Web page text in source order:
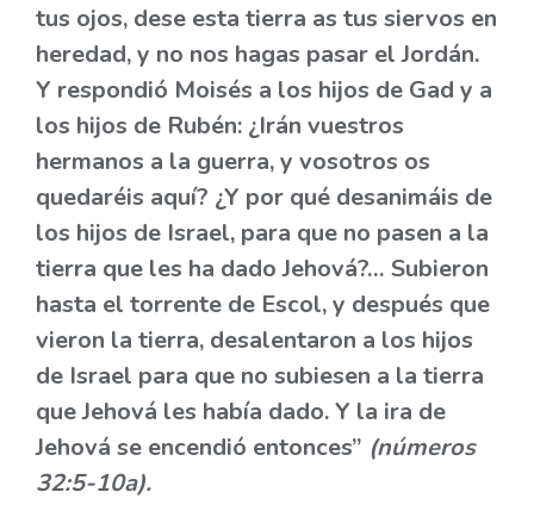
tus ojos, dese esta tierra as tus siervos en
heredad, y no nos hagas pasar el Jordán.
Y respondió Moisés a los hijos de Gad y a
los hijos de Rubén: ¿Irán vuestros
hermanos a la guerra, y vosotros os
quedaréis aquí? ¿Y por qué desanimáis de
los hijos de Israel, para que no pasen a la
tierra que les ha dado Jehová?… Subieron
hasta el torrente de Escol, y después que
vieron la tierra, desalentaron a los hijos
de Israel para que no subiesen a la tierra
que Jehová les había dado. Y la ira de
Jehová se encendió entonces” (números
32:5-10a).